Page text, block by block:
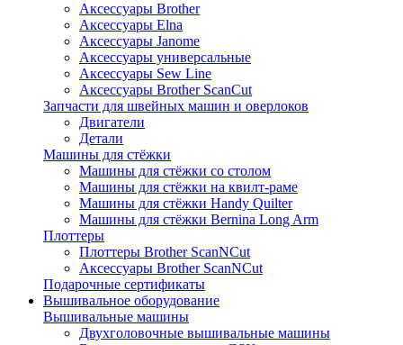
Аксессуары Brother
Аксессуары Elna
Аксессуары Janome
Аксессуары универсальные
Аксессуары Sew Line
Аксессуары Brother ScanCut
Запчасти для швейных машин и оверлоков
Двигатели
Детали
Машины для стёжки
Машины для стёжки со столом
Машины для стёжки на квилт-раме
Машины для стёжки Handy Quilter
Машины для стёжки Bernina Long Arm
Плоттеры
Плоттеры Brother ScanNCut
Аксессуары Brother ScanNCut
Подарочные сертификаты
Вышивальное оборудование
Вышивальные машины
Двухголовочные вышивальные машины